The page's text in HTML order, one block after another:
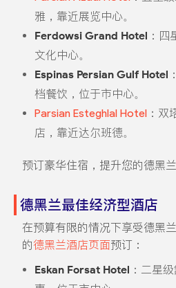
雅，靠近展览中心。
Ferdowsi Grand Hotel ：
文化中心。
Espinas Persian Gulf Hotel
档餐饮，位于市中心。
Parsian Esteghlal Hotel：双
店，靠近达尔班德。
预订豪华住宿，提升您的德黑兰
德黑兰最佳经济型酒店
在预算有限的情况下享受德黑
的德黑兰酒店页面预订：
Eskan Forsat Hotel ：二星